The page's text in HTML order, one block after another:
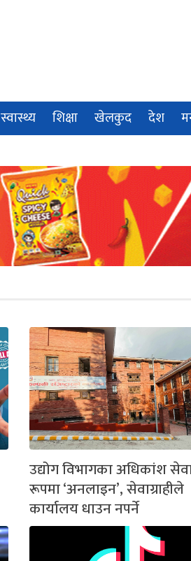
स्वास्थ्य शिक्षा खेलकुद देश
उद्योग विभागका अधिकांश
रूपमा ‘अनलाइन’, सेवाग्राहीले
कार्यालय धाउन नपर्ने